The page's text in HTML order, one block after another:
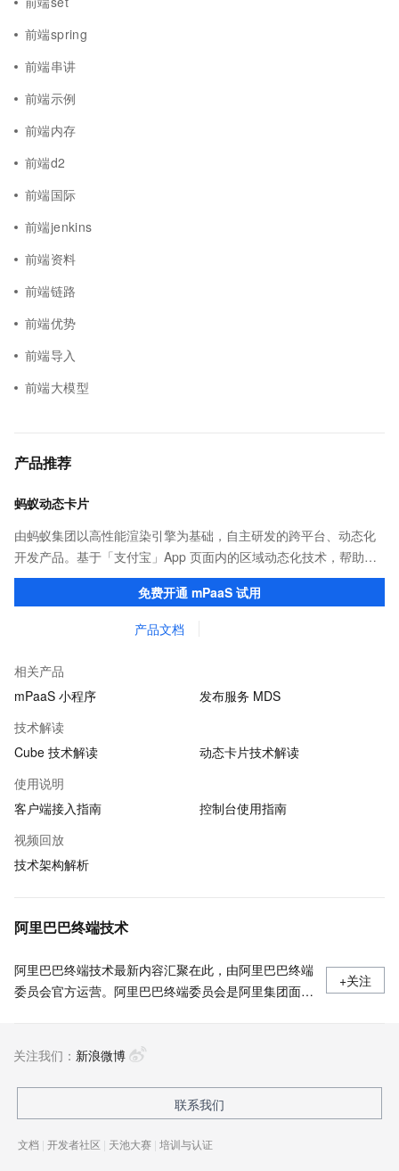
前端spring
前端串讲
前端示例
前端内存
前端d2
前端国际
前端jenkins
前端资料
前端链路
前端优势
前端导入
前端大模型
产品推荐
蚂蚁动态卡片
由蚂蚁集团以高性能渲染引擎为基础，自主研发的跨平台、动态化
开发产品。基于「支付宝」App 页面内的区域动态化技术，帮助客
户提升研发效率的同时，追求轻量、流畅的 App 性能体验。
免费开通 mPaaS 试用
产品文档
相关产品
mPaaS 小程序
发布服务 MDS
技术解读
Cube 技术解读
动态卡片技术解读
使用说明
客户端接入指南
控制台使用指南
视频回放
技术架构解析
阿里巴巴终端技术
阿里巴巴终端技术最新内容汇聚在此，由阿里巴巴终端
委员会官方运营。阿里巴巴终端委员会是阿里集团面向
策略和目标并落地执行，推动终端技术发展，帮助工程
巴终端域的官方公众号：阿里巴巴终端技术，欢迎关
注。
+关注
关注我们： 新浪微博
联系我们
文档 | 开发者社区 | 天池大赛 | 培训与认证